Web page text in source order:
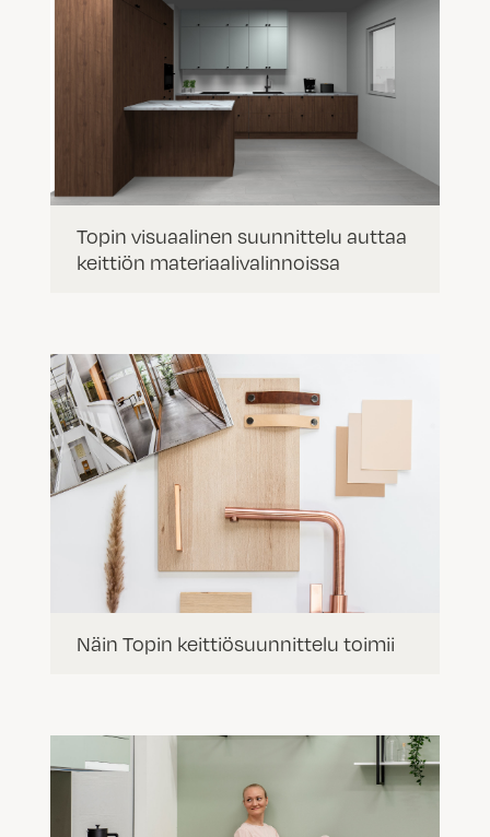
Topin visuaalinen suunnittelu auttaa
keittiön materiaalivalinnoissa
Näin Topin keittiösuunnittelu toimii